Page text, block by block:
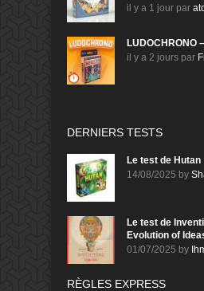
il y a 1 jour par
LUDOCHRONO
il y a 2 jours par
DERNIERS TESTS
Le test de Hutan
14/08/2025 by
Le test de
Evolution of
01/07/2025 by
RÈGLES EXPRESS